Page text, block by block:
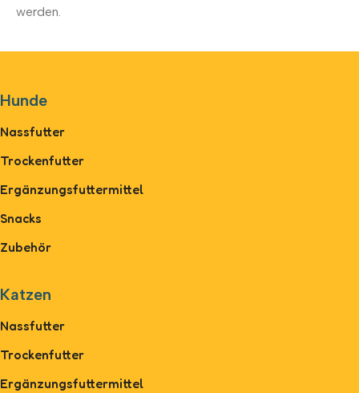
werden.
Hunde
Nassfutter
Trockenfutter
Ergänzungsfuttermittel
Snacks
Zubehör
Katzen
Nassfutter
Trockenfutter
Ergänzungsfuttermittel